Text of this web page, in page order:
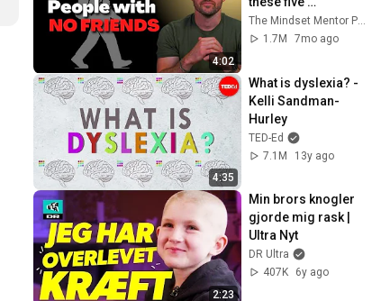
4:02
personality traits
1.7M
7mo ago
4:35
What is dyslexia? -
Kelli Sandman-
Hurley
TED-Ed
7.1M
13y ago
2:23
Min brors knogler
gjorde mig rask |
Ultra Nyt
DR Ultra
407K
6y ago